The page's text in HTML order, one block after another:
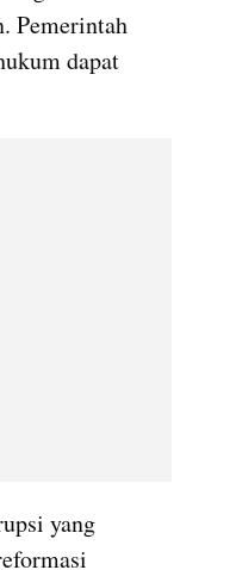
Pemerintah
dapat
yang